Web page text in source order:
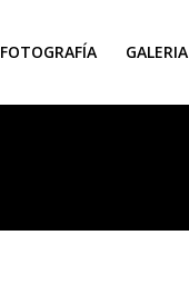
FOTOGRAFÍA GALERIA